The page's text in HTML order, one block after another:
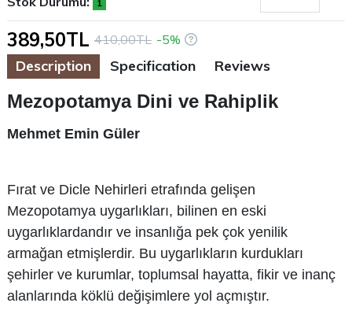
Description Specification Reviews
Mezopotamya Dini ve Rahiplik
Mehmet Emin Güler
Fırat ve Dicle Nehirleri etrafında gelişen
Mezopotamya uygarlıkları, bilinen en eski
uygarlıklardandır ve insanlığa pek çok yenilik
armağan etmişlerdir. Bu uygarlıkların kurdukları
şehirler ve kurumlar, toplumsal hayatta, fikir ve inanç
alanlarında köklü değişimlere yol açmıştır.
1
389,50TL 410,00TL -5%